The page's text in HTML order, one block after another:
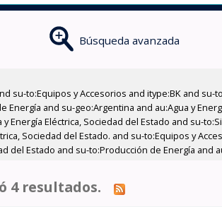
Búsqueda avanzada
to:Equipos y Accesorios and itype:BK and su-
and su-geo:Argentina and au:Agua y
Energía Eléctrica, Sociedad del Estado and su-
Sociedad del Estado. and su-to:Equipos y
del Estado and su-to:Producción de Energía and
4 resultados.